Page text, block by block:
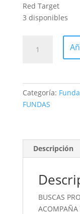
Red Target
3 disponibles
ACOLCHADA
40cm
Categoría:
FUNDAS
Descripción
BUSCAS
ACOMPAÑA